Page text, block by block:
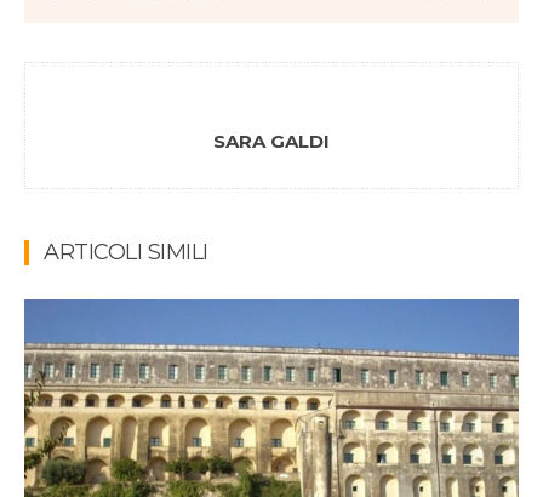
SARA GALDI
ARTICOLI SIMILI